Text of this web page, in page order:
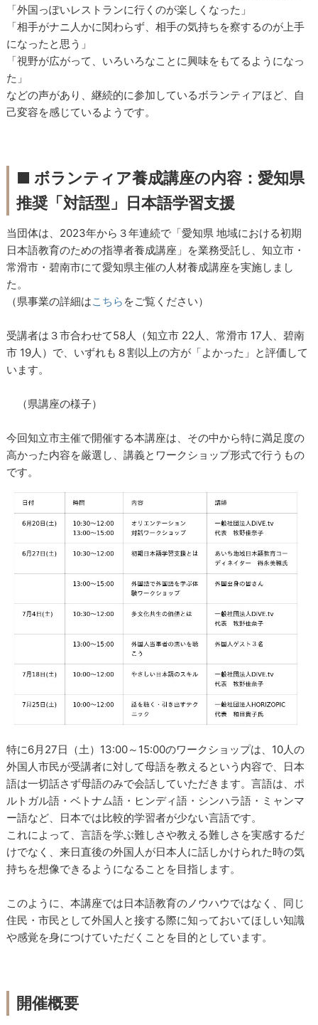
「外国っぽいレストランに行くのが楽しくなった」
「相手がナニ人かに関わらず、相手の気持ちを察するのが上手
になったと思う」
「視野が広がって、いろいろなことに興味をもてるようになっ
た」
などの声があり、継続的に参加しているボランティアほど、自
己変容を感じているようです。
■ ボランティア養成講座の内容：愛知県
推奨「対話型」日本語学習支援
当団体は、2023年から３年連続で「愛知県 地域における初期
日本語教育のための指導者養成講座」を業務受託し、知立市・
常滑市・碧南市にて愛知県主催の人材養成講座を実施しまし
た。
（県事業の詳細はこちら をご覧ください）
受講者は３市合わせて58人（知立市 22人、常滑市 17人、碧南
市 19人）で、いずれも８割以上の方が「よかった」と評価して
います。
（県講座の様子）
今回知立市主催で開催する本講座は、その中から特に満足度の
高かった内容を厳選し、講義とワークショップ形式で行うもの
です。
特に6月27日（土）13:00～15:00のワークショップは、10人の
外国人市民が受講者に対して母語を教えるという内容で、日本
語は一切話さず母語のみで会話していただきます。言語は、ポ
ルトガル語・ベトナム語・ヒンディ語・シンハラ語・ミャンマ
ー語など、日本では比較的学習者が少ない言語です。
これによって、言語を学ぶ難しさや教える難しさを実感するだ
けでなく、来日直後の外国人が日本人に話しかけられた時の気
持ちを想像できるようになることを目指します。
このように、本講座では日本語教育のノウハウではなく、同じ
住民・市民として外国人と接する際に知っておいてほしい知識
や感覚を身につけていただくことを目的としています。
開催概要